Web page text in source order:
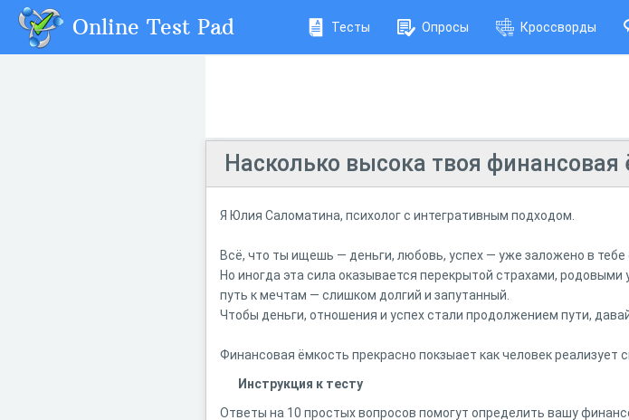
Online Test Pad Тесты Опросы Кроссворды
Насколько высока твоя финансовая
Я Юлия Саломатина, психолог с интегративным подходом.
Всё, что ты ищешь — деньги, любовь, успех — уже заложено в тебе
Но иногда эта сила оказывается перекрытой страхами,
путь к мечтам — слишком долгий и запутанный.
Чтобы деньги, отношения и успех стали продолжением пути,
Финансовая ёмкость прекрасно покзыает как человек реализует
Инструкция к тесту
Ответы на 10 простых вопросов помогут определить вашу